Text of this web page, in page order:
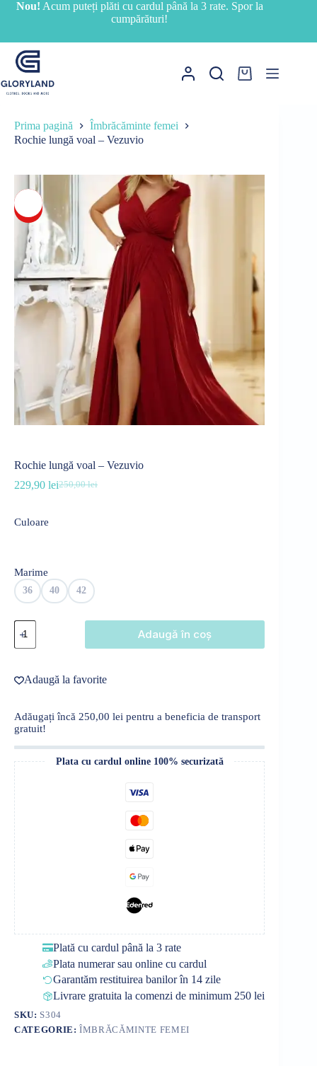
SariNou! Acum puteți plăti cu cardul până la 3 rate. Spor la
cumpărături!
Coș
Prima pagină
Îmbrăcăminte femei
Rochie lungă voal – Vezuvio
Rochie lungă voal – Vezuvio
250,00lei
Prețul
229,90 leiPrețul
Culoare
Marime
36 40 42
Cantitate
Rochie
lungă
Vezuvio
Adaugă în coș
Adaugă la favorite
Adăugați încă 250,00 lei pentru a beneficia de transport
gratuit!
Plata cu cardul online 100% securizată
Plată cu cardul până la 3 rate
Plata numerar sau online cu cardul
Garantăm restituirea banilor în 14 zile
Livrare gratuita la comenzi de minimum 250 lei
SKU: S304
CATEGORIE:ÎMBRĂCĂMINTE FEMEI